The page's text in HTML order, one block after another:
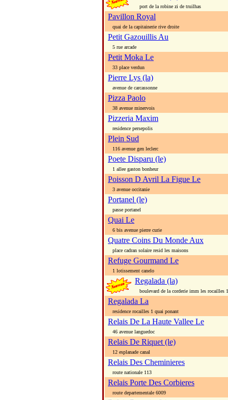
port de la robine zi de truilhas
Pavillon Royal
quai de la capitainerie rive droite
Petit Gazouillis Au
5 rue arcade
Petit Moka Le
33 place verdun
Pierre Lys (la)
avenue de carcassonne
Pizza Paolo
38 avenue minervois
Pizzeria Maxim
residence persepolis
Plein Sud
116 avenue gen leclerc
Poete Disparu (le)
1 allee gaston bonheur
Poisson D Avril La Figue Le
3 avenue occitanie
Portanel (le)
passe portanel
Quai Le
6 bis avenue pierre curie
Quatre Coins Du Monde Aux
place cadran solaire resid les maisons
Refuge Gourmand Le
1 lotissement canelo
Regalada (la)
boulevard de la corderie imm les rocailles
Regalada La
residence rocailles 1 quai ponant
Relais De La Haute Vallee Le
46 avenue languedoc
Relais De Riquet (le)
12 esplanade canal
Relais Des Cheminieres
route nationale 113
Relais Porte Des Corbieres
route departementale 6009